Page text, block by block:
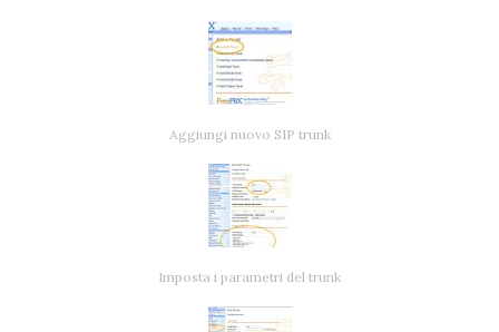
Aggiungi nuovo SIP trunk
Imposta i parametri del trunk